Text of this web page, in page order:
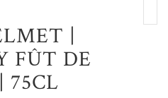
|
FÛT DE
75CL